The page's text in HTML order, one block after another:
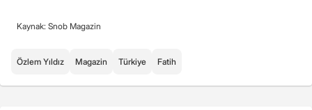
Kaynak: Snob Magazin
Özlem Yıldız Magazin Türkiye Fatih